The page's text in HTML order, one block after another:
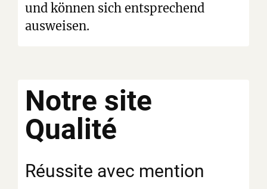
und können sich entsprechend
ausweisen.
Notre site
Qualité
Réussite avec mention